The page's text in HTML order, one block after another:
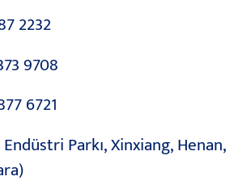
2232
9708
6721
Parkı, Xinxiang, Henan,